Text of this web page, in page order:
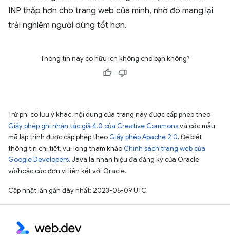
INP thấp hơn cho trang web của mình, nhờ đó mang lại
trải nghiệm người dùng tốt hơn.
Thông tin này có hữu ích không cho bạn không?
Trừ phi có lưu ý khác, nội dung của trang này được cấp phép theo
Giấy phép ghi nhận tác giả 4.0 của Creative Commonsvà các mẫu
mã lập trình được cấp phép theo Giấy phép Apache 2.0. Để biết
thông tin chi tiết, vui lòng tham khảo Chính sách trang web của
Google Developers. Java là nhãn hiệu đã đăng ký của Oracle
và/hoặc các đơn vị liên kết với Oracle.
Cập nhật lần gần đây nhất: 2023-05-09 UTC.